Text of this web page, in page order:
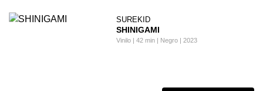
SUREKID
SHINIGAMI
Vinilo | 42 min | Negro | 2023